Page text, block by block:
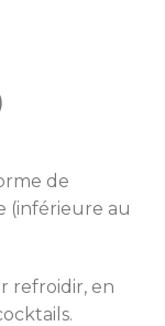
de
(inférieure au
refroidir, en